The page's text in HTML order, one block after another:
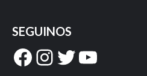
SEGUINOS
Facebook
Instagram
Twitter
YouTube